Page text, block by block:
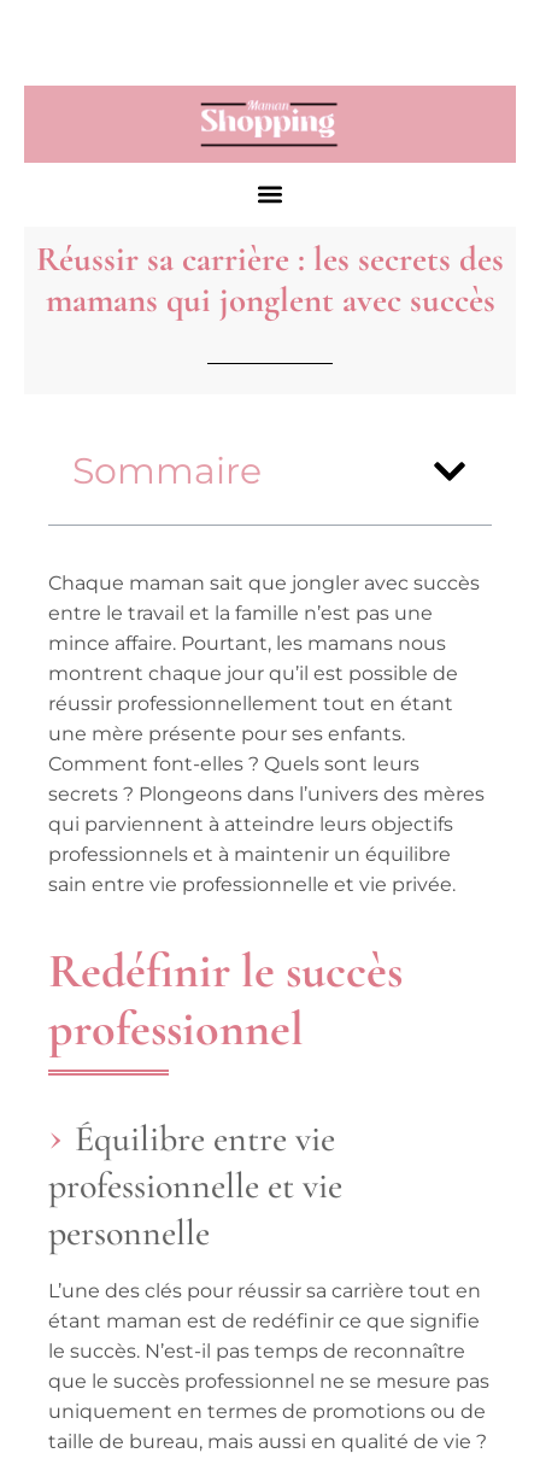
Réussir sa carrière : les secrets des
mamans qui jonglent avec succès
Sommaire
Chaque maman sait que jongler avec succès
entre le travail et la famille n’est pas une
mince affaire. Pourtant, les mamans nous
montrent chaque jour qu’il est possible de
réussir professionnellement tout en étant
une mère présente pour ses enfants.
Comment font-elles ? Quels sont leurs
secrets ? Plongeons dans l’univers des mères
qui parviennent à atteindre leurs objectifs
professionnels et à maintenir un équilibre
sain entre vie professionnelle et vie privée.
Redéfinir le succès
professionnel
Équilibre entre vie
professionnelle et vie
personnelle
L’une des clés pour réussir sa carrière tout en
étant maman est de redéfinir ce que signifie
le succès. N’est-il pas temps de reconnaître
que le succès professionnel ne se mesure pas
uniquement en termes de promotions ou de
taille de bureau, mais aussi en qualité de vie ?